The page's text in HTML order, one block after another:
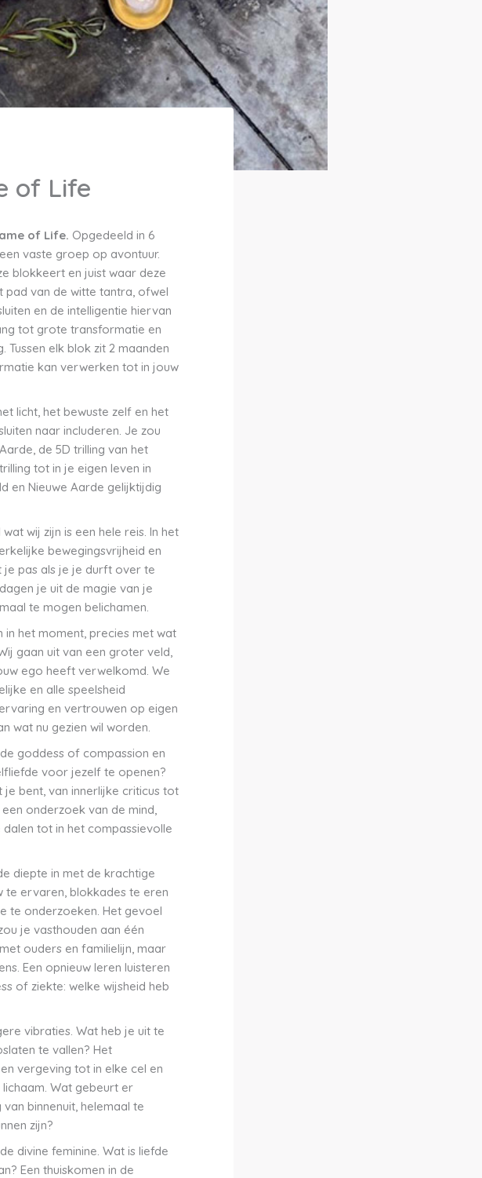
of Life
of Life. Opgedeeld in 6
vaste groep op avontuur.
blokkeert en juist waar deze
pad van de witte tantra, ofwel
en de intelligentie hiervan
tot grote transformatie en
elk blok zit 2 maanden
kan verwerken tot in jouw
licht, het bewuste zelf en het
naar includeren. Je zou
de 5D trilling van het
tot in je eigen leven in
en Nieuwe Aarde gelijktijdig
wij zijn is een hele reis. In het
bewegingsvrijheid en
pas als je je durft over te
je uit de magie van je
te mogen belichamen.
het moment, precies met wat
gaan uit van een groter veld,
ego heeft verwelkomd. We
en alle speelsheid
en vertrouwen op eigen
wat nu gezien wil worden.
goddess of compassion en
voor jezelf te openen?
bent, van innerlijke criticus tot
onderzoek van de mind,
tot in het compassievolle
diepte in met de krachtige
te ervaren, blokkades te eren
te onderzoeken. Het gevoel
je vasthouden aan één
ouders en familielijn, maar
Een opnieuw leren luisteren
of ziekte: welke wijsheid heb
vibraties. Wat heb je uit te
te vallen? Het
vergeving tot in elke cel en
Wat gebeurt er
binnenuit, helemaal te
zijn?
divine feminine. Wat is liefde
Een thuiskomen in de